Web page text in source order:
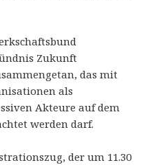
Zukunft
das mit
als
Akteure auf dem
werden darf.
der um 11.30